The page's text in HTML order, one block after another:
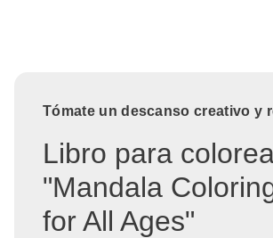
Tómate un descanso creativo y
Libro para
"Mandala
for All Ages"